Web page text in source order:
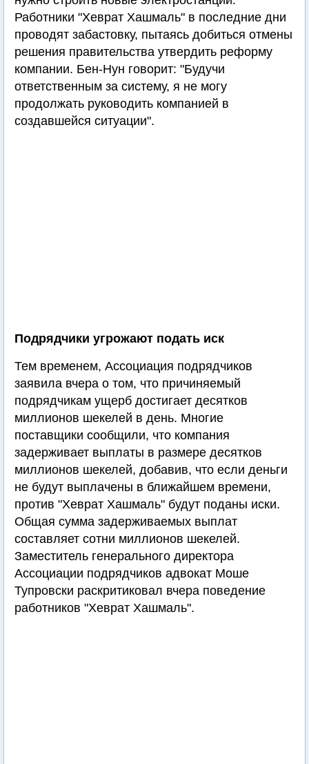
Работники "Хеврат Хашмаль" в последние дни
проводят забастовку, пытаясь добиться отмены
решения правительства утвердить реформу
компании. Бен-Нун говорит: "Будучи
ответственным за систему, я не могу
продолжать руководить компанией в
создавшейся ситуации".
Подрядчики угрожают подать иск
Тем временем, Ассоциация подрядчиков
заявила вчера о том, что причиняемый
подрядчикам ущерб достигает десятков
миллионов шекелей в день. Многие
поставщики сообщили, что компания
задерживает выплаты в размере десятков
миллионов шекелей, добавив, что если деньги
не будут выплачены в ближайшем времени,
против "Хеврат Хашмаль" будут поданы иски.
Общая сумма задерживаемых выплат
составляет сотни миллионов шекелей.
Заместитель генерального директора
Ассоциации подрядчиков адвокат Моше
Тупровски раскритиковал вчера поведение
работников "Хеврат Хашмаль".